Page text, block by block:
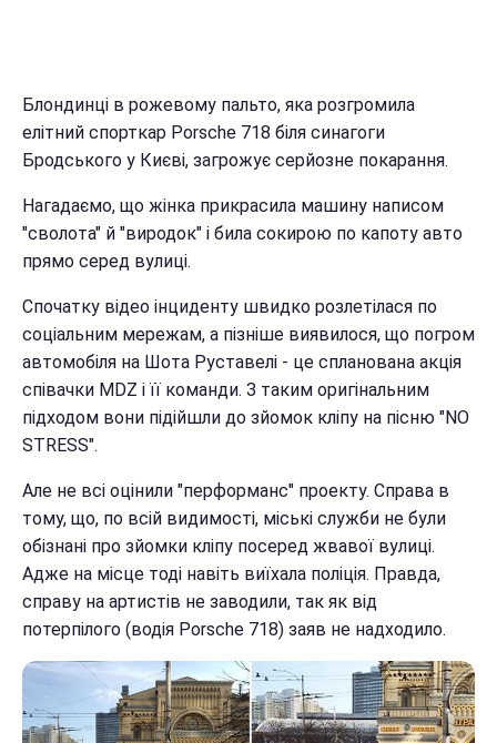
Блондинці в рожевому пальто, яка розгромила
елітний спорткар Porsche 718 біля синагоги
Бродського у Києві, загрожує серйозне покарання.
Нагадаємо, що жінка прикрасила машину написом
"сволота" й "виродок" і била сокирою по капоту авто
прямо серед вулиці.
Спочатку відео інциденту швидко розлетілася по
соціальним мережам, а пізніше виявилося, що погром
автомобіля на Шота Руставелі - це спланована акція
співачки MDZ і її команди. З таким оригінальним
підходом вони підійшли до зйомок кліпу на пісню "NO
STRESS".
Але не всі оцінили "перформанс" проекту. Справа в
тому, що, по всій видимості, міські служби не були
обізнані про зйомки кліпу посеред жвавої вулиці.
Адже на місце тоді навіть виїхала поліція. Правда,
справу на артистів не заводили, так як від
потерпілого (водія Porsche 718) заяв не надходило.